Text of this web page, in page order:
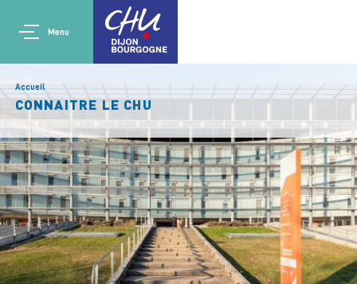
Aller au contenu principal
Main navigation
Menu
Accueil
CONNAITRE LE CHU
Panneau de gestion des cookies